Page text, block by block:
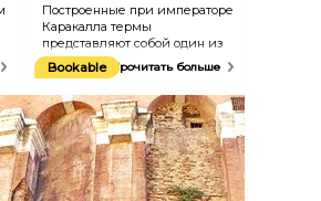
Построенные при императоре
Каракалла термы
представляют собой один из
лучших образцов древних
купален, сохранившийся до
наших дней. Термы состоят
из нескольких частей -
Calidarium (с горячей водой),
Tepidarium (где вода теплая),
Frigidarium с прохладной
водой и другие помещения,
доступные для осмотра.
Bookable Прочитать больше